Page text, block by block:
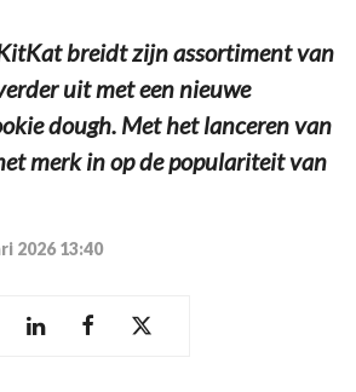
breidt zijn assortiment van
uit met een nieuwe
dough. Met het lanceren van
merk in op de populariteit van
2026 13:40